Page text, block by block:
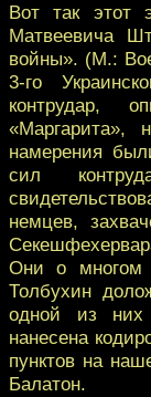
Вот так этот
Матвеевича
войны». (М.:
3-го
контрудар,
«Маргарита»,
намерения
сил
немцев,
Они о многом
Толбухин
одной из
нанесена
пунктов на
Балатон.